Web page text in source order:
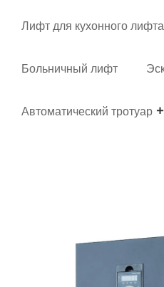
Лифт для кухонного лифта
Больничный лифт
Автоматический тротуар